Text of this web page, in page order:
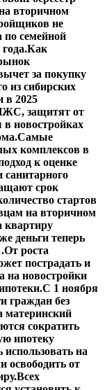
вторичном
не
по семейной
Как
за покупку
из сибирских
в 2025
защитят от
новостройках
Самые
комплексов в
к оценке
срок
стартов
на вторичном
квартиру
деньги теперь
От роста
пострадать и
новостройки
С 1 ноября
граждан без
материнский
сократить
ипотеку
на
освободить от
Всех